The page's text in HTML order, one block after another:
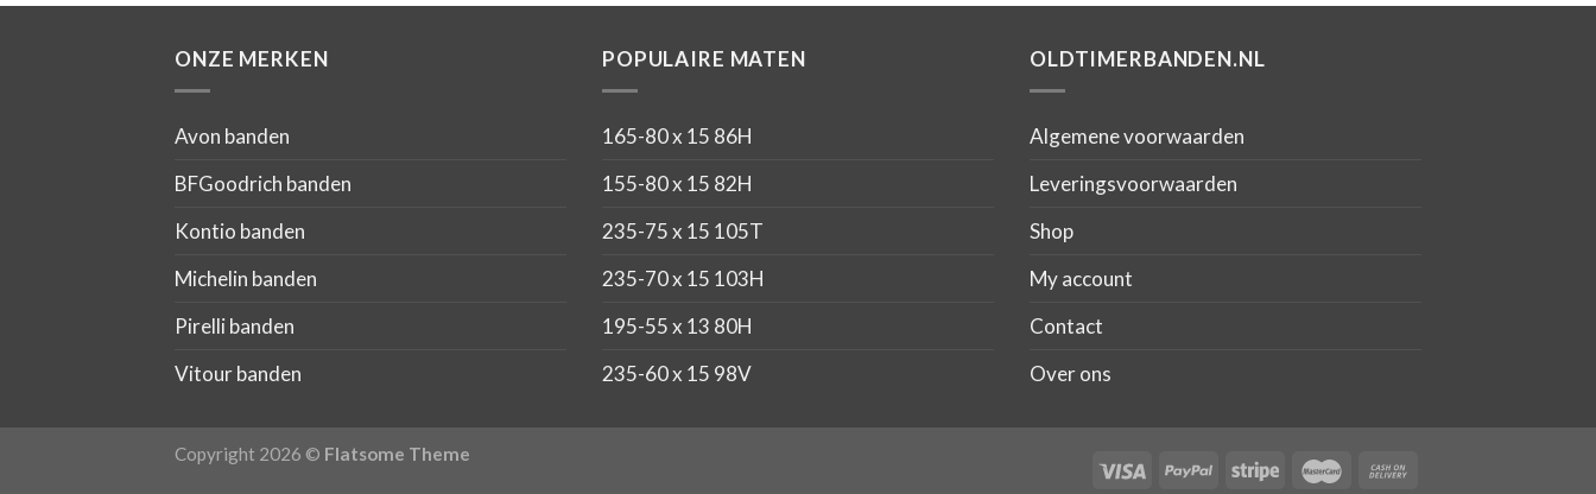
ONZE MERKEN
Avon banden
BFGoodrich banden
Kontio banden
Michelin banden
Pirelli banden
Vitour banden
POPULAIRE MATEN
165-80 x 15 86H
155-80 x 15 82H
235-75 x 15 105T
235-70 x 15 103H
195-55 x 13 80H
235-60 x 15 98V
OLDTIMERBANDEN.NL
Algemene voorwaarden
Leveringsvoorwaarden
Shop
My account
Contact
Over ons
Copyright 2026 © Flatsome Theme